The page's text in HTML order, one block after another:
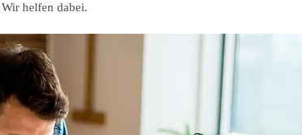
helfen dabei.